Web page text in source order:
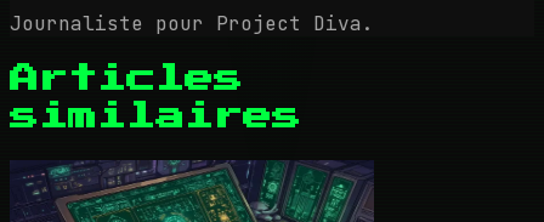
Journaliste pour Project Diva.
Articles
similaires